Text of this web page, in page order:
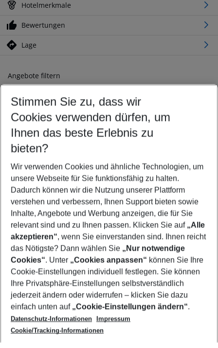
Hotelmerkmale
Bewertungen
Lage
Angebote filtern
Ändern Sie Ihre Kriterien nach Ihren Wünschen
Abflughafen wählen
Beliebiger Abflughafen
Reisezeitraum wählen
09.08.26– 07.08.27 5-8 Nächte
2 Erwachsene Keine Kinder
Mehr Filter anzeigen
Footer
Footer navigation
Über uns
AGB
Cookie-Einstellungen ändern
Cookie-Richtlinie
Datenschutz
Service & Hilfe
Barrierefreies Reisen
Check-in
Folgen Sie uns
Stimmen Sie zu, dass wir
Cookies verwenden dürfen, um
Ihnen das beste Erlebnis zu
bieten?
Wir verwenden Cookies und ähnliche Technologien, um
unsere Webseite für Sie funktionsfähig zu halten.
Dadurch können wir die Nutzung unserer Plattform
verstehen und verbessern, Ihnen Support bieten sowie
Inhalte, Angebote und Werbung anzeigen, die für Sie
relevant sind und zu Ihnen passen. Klicken Sie auf „Alle
akzeptieren“, wenn Sie einverstanden sind. Ihnen reicht
das Nötigste? Dann wählen Sie „Nur notwendige
Cookies“. Unter „Cookies anpassen“ können Sie Ihre
Cookie-Einstellungen individuell festlegen. Sie können
Ihre Privatsphäre-Einstellungen selbstverständlich
jederzeit ändern oder widerrufen – klicken Sie dazu
einfach unten auf „Cookie-Einstellungen ändern“.
Datenschutz-Informationen
Impressum
Cookie/Tracking-Informationen